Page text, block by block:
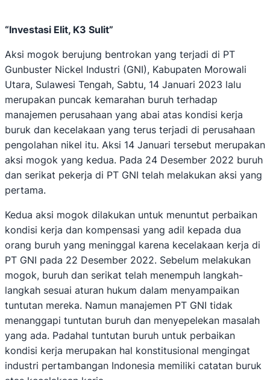
“Investasi Elit, K3 Sulit”
Aksi mogok berujung bentrokan yang terjadi di PT
Gunbuster Nickel Industri (GNI), Kabupaten Morowali
Utara, Sulawesi Tengah, Sabtu, 14 Januari 2023 lalu
merupakan puncak kemarahan buruh terhadap
manajemen perusahaan yang abai atas kondisi kerja
buruk dan kecelakaan yang terus terjadi di perusahaan
pengolahan nikel itu. Aksi 14 Januari tersebut merupakan
aksi mogok yang kedua. Pada 24 Desember 2022 buruh
dan serikat pekerja di PT GNI telah melakukan aksi yang
pertama.
Kedua aksi mogok dilakukan untuk menuntut perbaikan
kondisi kerja dan kompensasi yang adil kepada dua
orang buruh yang meninggal karena kecelakaan kerja di
PT GNI pada 22 Desember 2022. Sebelum melakukan
mogok, buruh dan serikat telah menempuh langkah-
langkah sesuai aturan hukum dalam menyampaikan
tuntutan mereka. Namun manajemen PT GNI tidak
menanggapi tuntutan buruh dan menyepelekan masalah
yang ada. Padahal tuntutan buruh untuk perbaikan
kondisi kerja merupakan hal konstitusional mengingat
industri pertambangan Indonesia memiliki catatan buruk